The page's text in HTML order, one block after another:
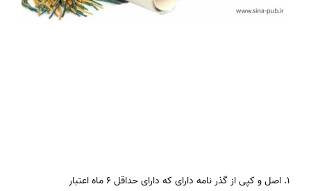
1. اصل و کپی از گذر نامه دارای که دارای حداقل 6 ماه اعتبار